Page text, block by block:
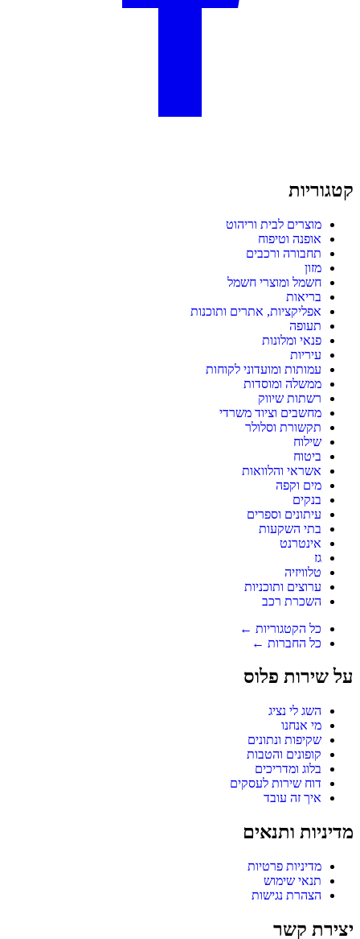
קטגוריות
מוצרים לבית וריהוט
אופנה וטיפוח
תחבורה ורכבים
מזון
חשמל ומוצרי חשמל
בריאות
אפליקציות, אתרים ותוכנות
תעופה
פנאי ומלונות
עיריות
עמותות ומועדוני לקוחות
ממשלה ומוסדות
רשתות שיווק
מחשבים וציוד משרדי
תקשורת וסלולר
שילוח
ביטוח
אשראי והלוואות
מים וקפה
בנקים
עיתונים וספרים
בתי השקעות
אינטרנט
גז
טלוויזיה
ערוצים ותוכניות
השכרת רכב
כל הקטגוריות ←
כל החברות ←
על שירות פלוס
השג לי נציג
מי אנחנו
שקיפות ונתונים
קופונים והטבות
בלוג ומדריכים
דוח שירות לעסקים
איך זה עובד
מדיניות ותנאים
מדיניות פרטיות
תנאי שימוש
הצהרת נגישות
יצירת קשר